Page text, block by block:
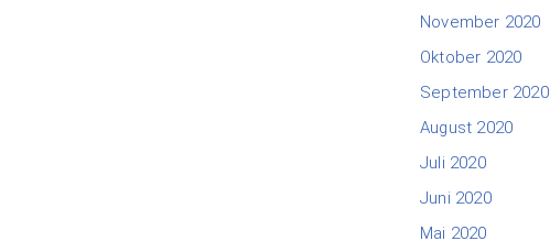
November 2020
Oktober 2020
September 2020
August 2020
Juli 2020
Juni 2020
Mai 2020